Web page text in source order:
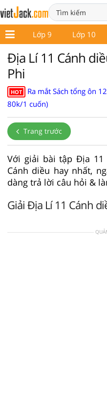
8 Lớp 9 Lớp 10
Địa Lí 11 Cánh
Phi
HOT
Ra mắt Sách tổng ôn
80k/1 cuốn)
Trang trước
Với giải bài tập Địa 11
Cánh diều hay nhất,
dàng trả lời câu hỏi &
Giải Địa Lí 11 Cánh